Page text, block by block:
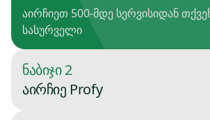
აირჩიეთ 500-მდე სერვისიდან
სასურველი
ნაბიჯი 2
აირჩიე Profy